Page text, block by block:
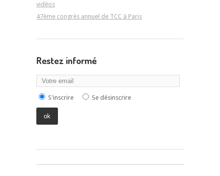
vidéos
47ème congrès annuel de TCC à Paris
Restez informé
S'inscrire Se désinscrire